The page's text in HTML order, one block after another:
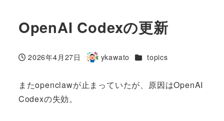
OpenAI Codexの更新
投稿日
2026年4月27日
著
ykawato カテゴリー
topics
またopenclawが止まっていたが、原因はOpenAI
Codexの失効。